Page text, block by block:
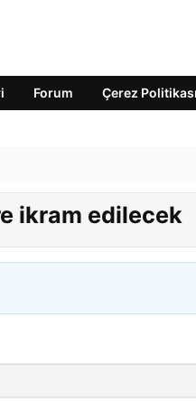
Forum Çerez Politikası
ikram edilecek